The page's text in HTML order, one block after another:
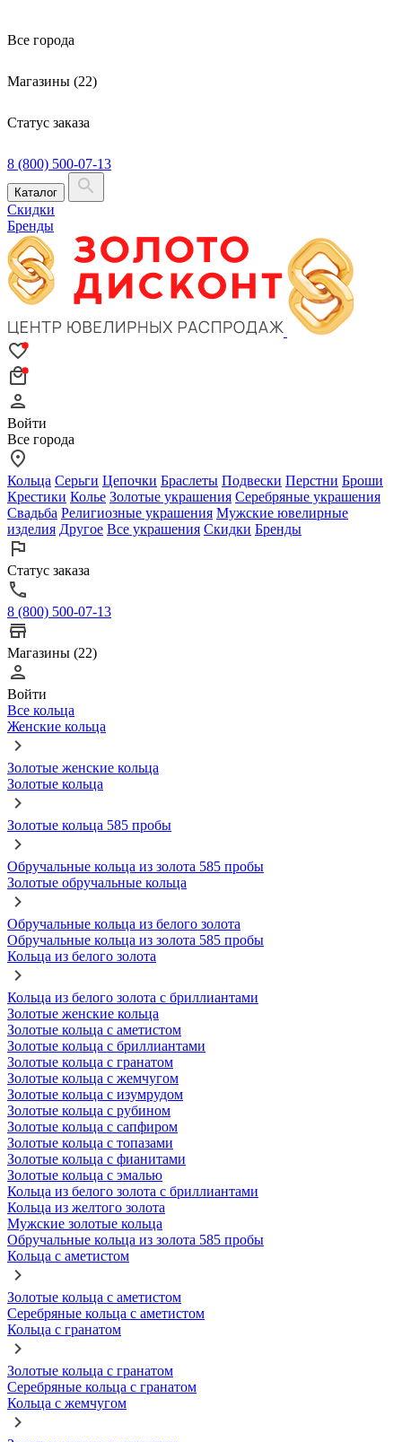
Все города
Магазины (22)
Статус заказа
8 (800) 500-07-13
Каталог
Скидки
Бренды
Войти
Все города
Кольца Серьги Цепочки Браслеты Подвески Перстни Броши
Крестики Колье Золотые украшения Серебряные украшения
Свадьба Религиозные украшения Мужские ювелирные
изделия Другое Все украшения Скидки Бренды
Статус заказа
8 (800) 500-07-13
Магазины (22)
Войти
Все кольца
Женские кольца
Золотые женские кольца
Золотые кольца
Золотые кольца 585 пробы
Обручальные кольца из золота 585 пробы
Золотые обручальные кольца
Обручальные кольца из белого золота
Обручальные кольца из золота 585 пробы
Кольца из белого золота
Кольца из белого золота с бриллиантами
Золотые женские кольца
Золотые кольца с аметистом
Золотые кольца с бриллиантами
Золотые кольца с гранатом
Золотые кольца с жемчугом
Золотые кольца с изумрудом
Золотые кольца с рубином
Золотые кольца с сапфиром
Золотые кольца с топазами
Золотые кольца с фианитами
Золотые кольца с эмалью
Кольца из белого золота с бриллиантами
Кольца из желтого золота
Мужские золотые кольца
Обручальные кольца из золота 585 пробы
Кольца с аметистом
Золотые кольца с аметистом
Серебряные кольца с аметистом
Кольца с гранатом
Золотые кольца с гранатом
Серебряные кольца с гранатом
Кольца с жемчугом